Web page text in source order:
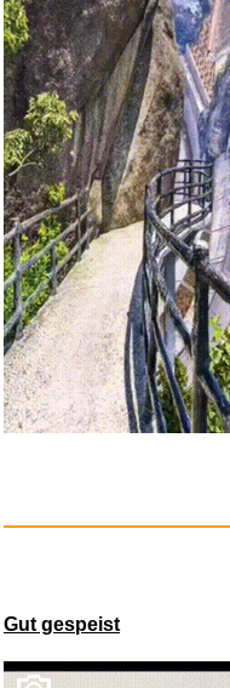
ABCs of
Gut gespeist